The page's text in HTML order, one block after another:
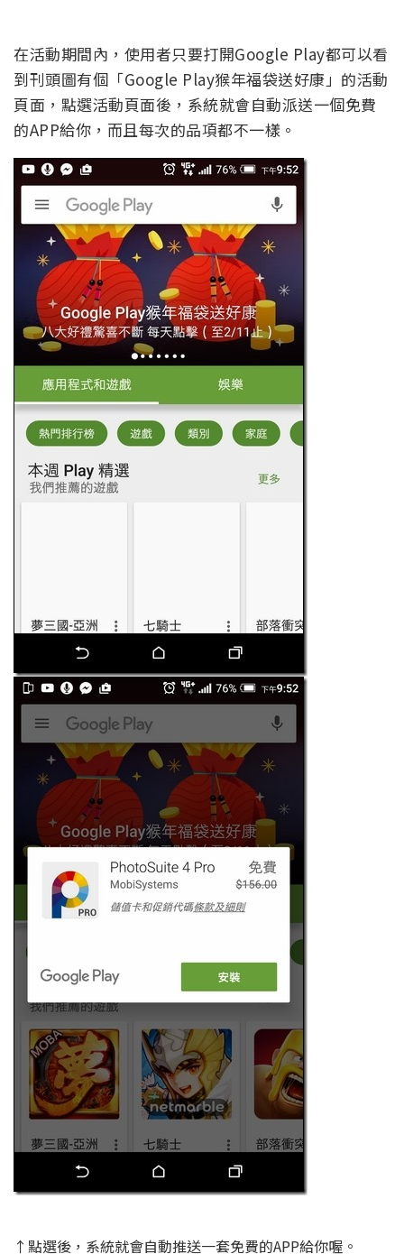
在活動期間內，使用者只要打開Google Play都可以看
到刊頭圖有個「Google Play猴年福袋送好康」的活動
頁面，點選活動頁面後，系統就會自動派送一個免費
的APP給你，而且每次的品項都不一樣。
↑點選後，系統就會自動推送一套免費的APP給你喔。